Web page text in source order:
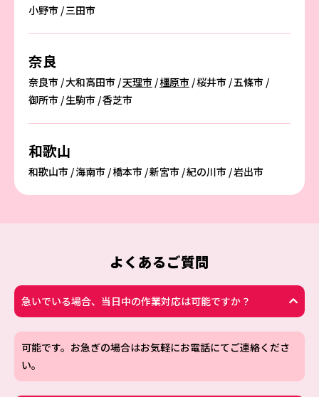
小野市 三田市
奈良
奈良市 大和高田市 天理市 橿原市 桜井市 五條市
御所市 生駒市 香芝市
和歌山
和歌山市 海南市 橋本市 新宮市 紀の川市 岩出市
よくあるご質問
急いでいる場合、当日中の作業対応は可能ですか？
可能です。お急ぎの場合はお気軽にお電話にてご連絡くださ
い。